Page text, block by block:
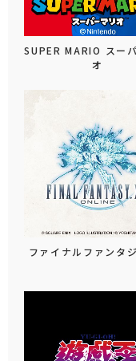
SUPER MARIO スー
オ
ファイナルファンタ